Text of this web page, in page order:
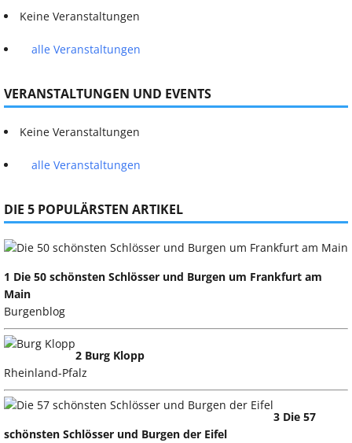
Keine Veranstaltungen
alle Veranstaltungen
VERANSTALTUNGEN UND EVENTS
Keine Veranstaltungen
alle Veranstaltungen
DIE 5 POPULÄRSTEN ARTIKEL
1 Die 50 schönsten Schlösser und Burgen um Frankfurt am
Main
Burgenblog
2 Burg Klopp
Rheinland-Pfalz
3 Die 57
schönsten Schlösser und Burgen der Eifel